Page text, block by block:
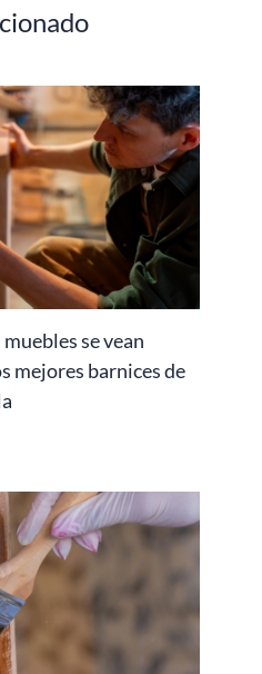
se vean
mejores barnices de